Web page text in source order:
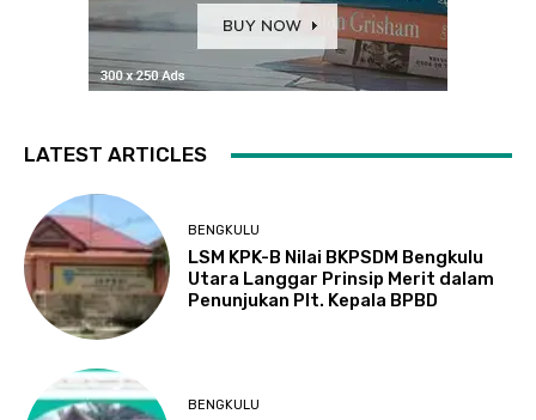
LATEST ARTICLES
BENGKULU
LSM KPK-B Nilai BKPSDM Bengkulu
Utara Langgar Prinsip Merit dalam
Penunjukan Plt. Kepala BPBD
BENGKULU